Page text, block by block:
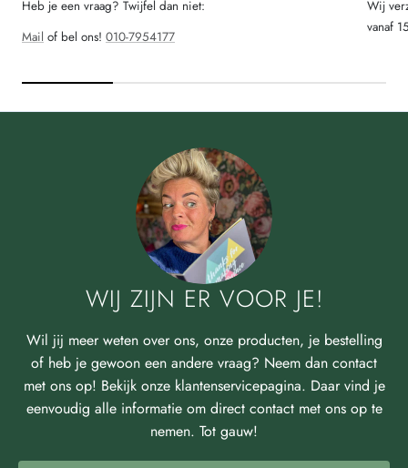
Heb je een vraag? Twijfel dan niet:
Mail of bel ons! 010-7954177
Wij
vanaf
WIJ ZIJN ER VOOR JE!
Wil jij meer weten over ons, onze producten, je bestelling
of heb je gewoon een andere vraag? Neem dan contact
met ons op! Bekijk onze klantenservicepagina. Daar vind je
eenvoudig alle informatie om direct contact met ons op te
nemen. Tot gauw!